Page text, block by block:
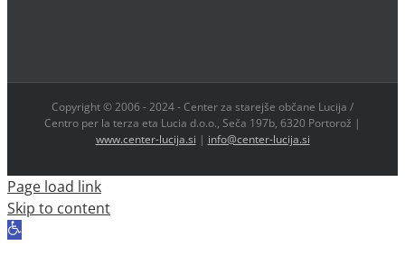
Copyright © 2006 - 2024 - Center za starejše občane Lucija /
Centro per la terza eta Lucia d.o.o., Seča 197b, 6320 Portorož |
www.center-lucija.si | info@center-lucija.si
Page load link
Skip to content
Open